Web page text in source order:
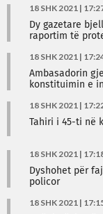
18 SHK 2021 |
Dy gazetare
raportim të
18 SHK 2021 |
Ambasadorin
konstituimin e
18 SHK 2021 |
Tahiri i 45-ti në
18 SHK 2021 |
​Dyshohet për
policor
18 SHK 2021 |